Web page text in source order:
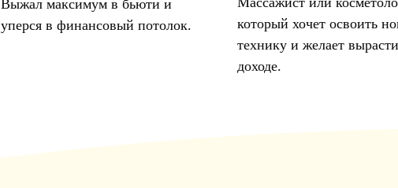
Выжал максимум в бьюти и
уперся в финансовый потолок.
который хочет освоить
технику и желает
доходе.